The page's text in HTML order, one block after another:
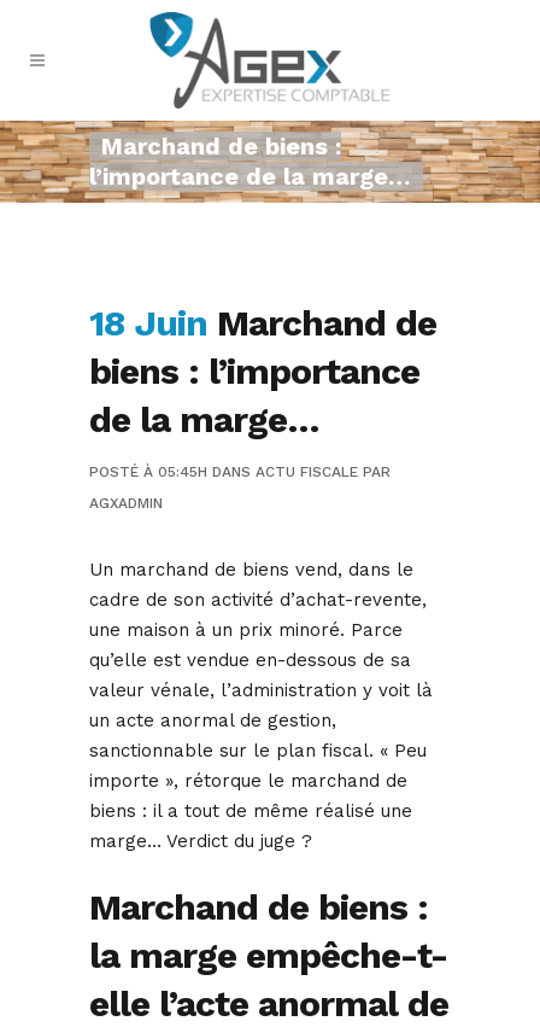
Marchand de biens :
l’importance de la marge…
18 Juin Marchand de
biens : l’importance
de la marge…
POSTÉ À 05:45H DANS ACTU FISCALE PAR
AGXADMIN
Un marchand de biens vend, dans le
cadre de son activité d’achat-revente,
une maison à un prix minoré. Parce
qu’elle est vendue en-dessous de sa
valeur vénale, l’administration y voit là
un acte anormal de gestion,
sanctionnable sur le plan fiscal. « Peu
importe », rétorque le marchand de
biens : il a tout de même réalisé une
marge… Verdict du juge ?
Marchand de biens :
la marge empêche-t-
elle l’acte anormal de